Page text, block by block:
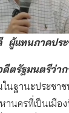
ผู้แทนภาคปร
ตรัฐมนตรีว่าก
นฐานะประชาช
านครที่เป็นเมื